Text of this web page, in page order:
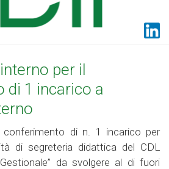
per il
di 1 incarico a
di n. 1 incarico per
di segreteria didattica del CDL
da svolgere al di fuori